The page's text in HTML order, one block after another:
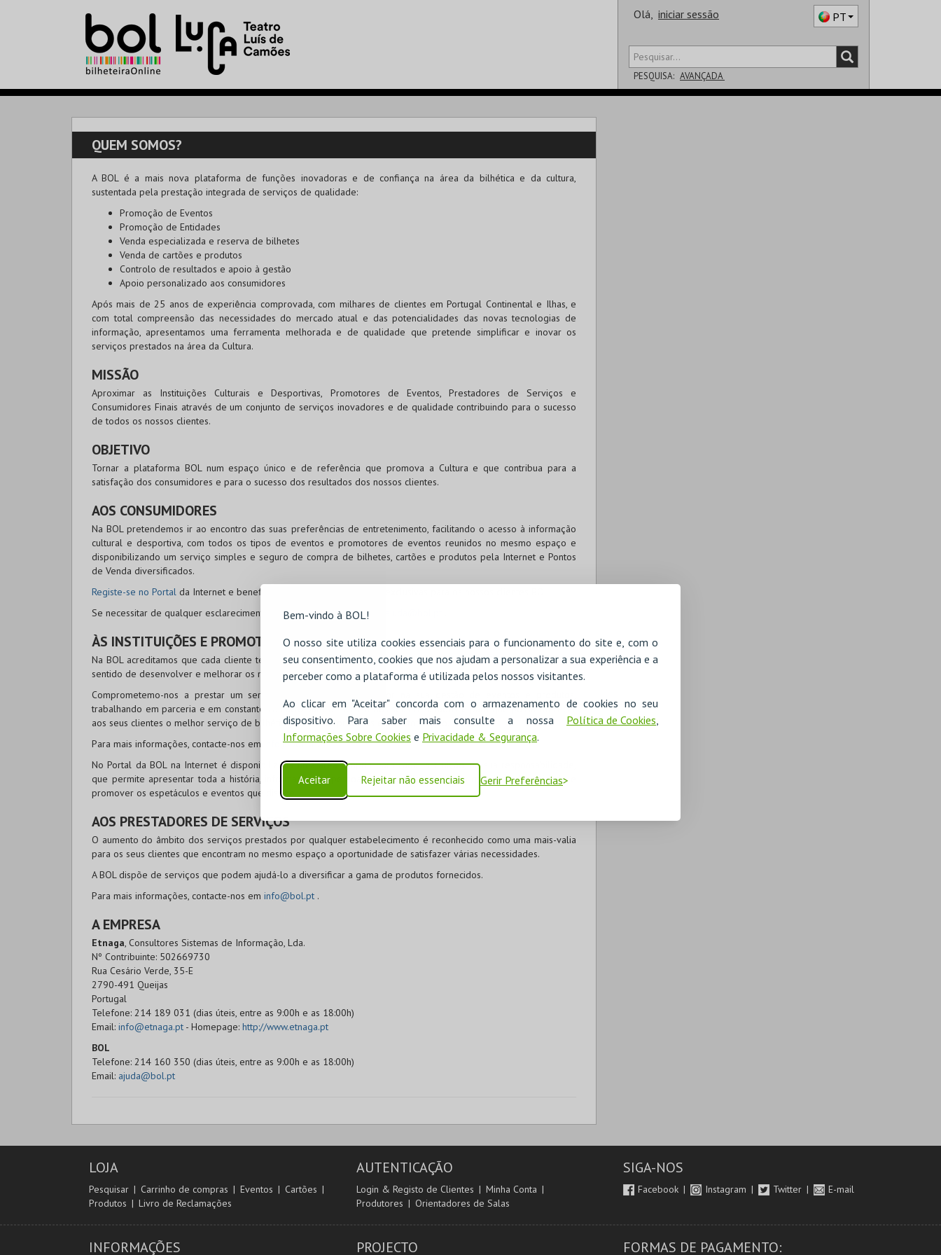
Bem-vindo à BOL!
O nosso site utiliza cookies essenciais para o funcionamento do site e, com o
seu consentimento, cookies que nos ajudam a personalizar a sua experiência e a
perceber como a plataforma é utilizada pelos nossos visitantes.
Ao clicar em "Aceitar" concorda com o armazenamento de cookies no seu
dispositivo. Para saber mais consulte a nossa Política de Cookies,
Informações Sobre Cookies e Privacidade & Segurança.
Aceitar Rejeitar não essenciais Gerir Preferências
Olá, iniciar sessão PT
PESQUISA: AVANÇADA
QUEM SOMOS?
ABOLé a mais nova plataforma de funções inovadoras e de confiança na área da bilhética e da cultura,
sustentada pela prestação integrada de serviços de qualidade:
Promoção de Eventos
Promoção de Entidades
Venda especializada e reserva de bilhetes
Venda de cartões e produtos
Controlo de resultados e apoio à gestão
Apoio personalizado aos consumidores
Após mais de 25 anos de experiência comprovada, com milhares de clientes em Portugal Continental e Ilhas, e
com total compreensão das necessidades do mercado atual e das potencialidades das novas tecnologias de
informação, apresentamos uma ferramenta melhorada e de qualidade que pretende simplificar e inovar os
serviços prestados na área da Cultura.
MISSÃO
Aproximar as Instituições Culturais e Desportivas, Promotores de Eventos, Prestadores de Serviços e
Consumidores Finais através de um conjunto de serviços inovadores e de qualidade contribuindo para o sucesso
de todos os nossos clientes.
OBJETIVO
Tornar a plataforma BOLnum espaço único e de referência que promova a Cultura e que contribua para a
satisfação dos consumidores e para o sucesso dos resultados dos nossos clientes.
AOS CONSUMIDORES
NaBOLpretendemos ir ao encontro das suas preferências de entretenimento, facilitando o acesso à informação
cultural e desportiva, com todos os tipos de eventos e promotores de eventos reunidos no mesmo espaço e
disponibilizando um serviço simples e seguro de compra de bilhetes, cartões e produtos pela Internet e Pontos
de Venda diversificados.
Registe-se no Portal da Internet e beneficie de promoções e ofertas exclusivas para os nossos clientes
Se necessitar de qualquer esclarecimento adicional, contacte-nos em
ÀS INSTITUIÇÕES E PROMOTORES
Na BOLacreditamos que cada cliente tem necessidades específicas e merece a nossa atenção personalizada no
sentido de desenvolver e melhorar os nossos serviços.
Comprometemo-nos a prestar um serviço de confiança e inovador na sua gestão de eventos e produtos,
trabalhando em parceria e em constante contacto para o sucesso dos seus resultados e para que possa oferecer
aos seus clientes o melhor serviço de bilhética, venda de produtos e de informação.
Para mais informações, contacte-nos em
info@bol.pt.
No Portal daBOLna Internet é disponibilizada uma área própria para cada Instituição, da sua responsabilidade,
que permite apresentar toda a história, informações e pessoas que contribuem para a grandeza da entidade e
promover os espetáculos e eventos que dispõe.
AOS PRESTADORES DE SERVIÇOS
O aumento do âmbito dos serviços prestados por qualquer estabelecimento é reconhecido como uma mais-valia
para os seus clientes que encontram no mesmo espaço a oportunidade de satisfazer várias necessidades.
ABOLdispõe de serviços que podem ajudá-lo a diversificar a gama de produtos fornecidos.
Para mais informações, contacte-nos em info@bol.pt .
A EMPRESA
Etnaga, Consultores Sistemas de Informação, Lda.
Nº Contribuinte: 502669730
Rua Cesário Verde, 35-E
2790-491 Queijas
Portugal
Telefone: 214 189 031 (dias úteis, entre as 9:00h e as 18:00h)
Email: info@etnaga.pt - Homepage: http://www.etnaga.pt
BOL
Telefone: 214 160 350 (dias úteis, entre as 9:00h e as 18:00h)
Email: ajuda@bol.pt
LOJA
Pesquisar Carrinho de compras Eventos
Cartões
Produtos
Livro de Reclamações
AUTENTICAÇÃO
Login & Registo de Clientes
Minha Conta
Produtores
Orientadores de Salas
SIGA-NOS
Facebook Instagram Twitter E-mail
INFORMAÇÕES PROJECTO FORMAS DE PAGAMENTO: